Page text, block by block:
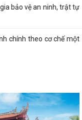
bảo vệ an ninh, trật tự
chính theo cơ chế một